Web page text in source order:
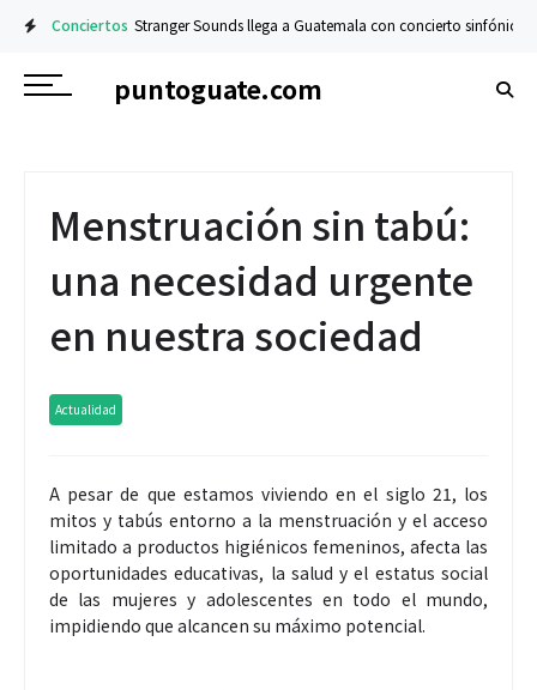
Conciertos Stranger Sounds llega a Guatemala con concierto sinfónico en
puntoguate.com
Menstruación sin tabú:
una necesidad urgente
en nuestra sociedad
Actualidad
A pesar de que estamos viviendo en el siglo 21, los
mitos y tabús entorno a la menstruación y el acceso
limitado a productos higiénicos femeninos, afecta las
oportunidades educativas, la salud y el estatus social
de las mujeres y adolescentes en todo el mundo,
impidiendo que alcancen su máximo potencial.